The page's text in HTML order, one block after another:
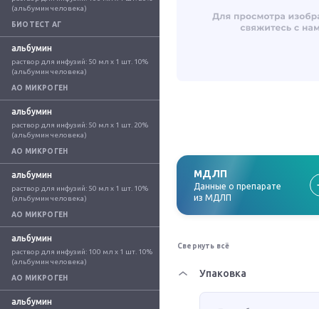
(альбумин человека)
БИОТЕСТ АГ
альбумин
раствор для инфузий: 50 мл x 1 шт. 10%
(альбумин человека)
АО МИКРОГЕН
альбумин
раствор для инфузий: 50 мл x 1 шт. 20%
(альбумин человека)
АО МИКРОГЕН
альбумин
раствор для инфузий: 50 мл x 1 шт. 10%
(альбумин человека)
АО МИКРОГЕН
альбумин
раствор для инфузий: 100 мл x 1 шт. 10%
(альбумин человека)
АО МИКРОГЕН
альбумин
МДЛП
Данные о препарате
из МДЛП
Свернуть всё
Упаковка